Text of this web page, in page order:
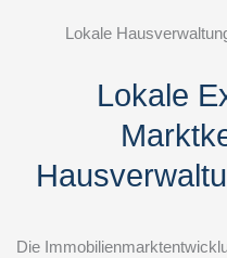
Lokale
Lokale
Die